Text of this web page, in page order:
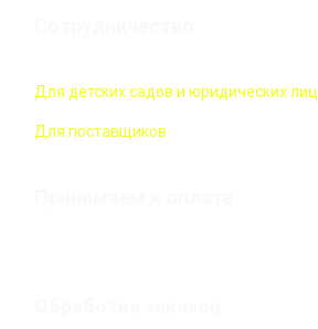
Для детских садов и юридических лиц
Для поставщиков